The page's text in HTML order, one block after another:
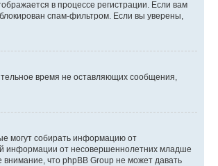
в процессе регистрации. Если вам
спам-фильтром. Если вы уверены,
время не оставляющих сообщения,
могут собирать информацию от
информации от несовершеннолетних младше
что phpBB Group не может давать